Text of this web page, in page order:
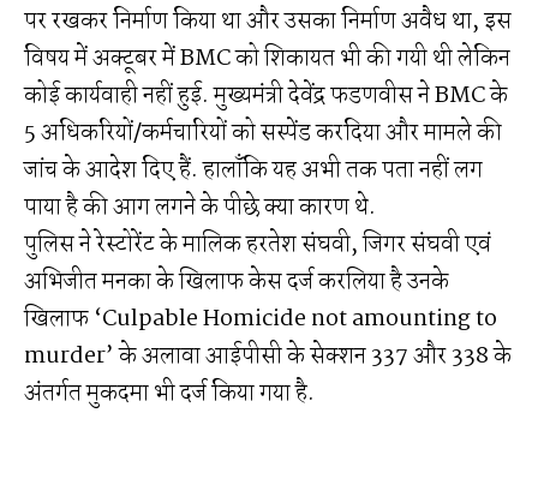
पर रखकर निर्माण किया था और उसका निर्माण अवैध था, इस
विषय में अक्टूबर में BMC को शिकायत भी की गयी थी लेकिन
कोई कार्यवाही नहीं हुई. मुख्यमंत्री देवेंद्र फडणवीस ने BMC के
5 अधिकरियों/कर्मचारियों को सस्पेंड करदिया और मामले की
जांच के आदेश दिए हैं. हालाँकि यह अभी तक पता नहीं लग
पाया है की आग लगने के पीछे क्या कारण थे.
पुलिस ने रेस्टोरेंट के मालिक हरतेश संघवी, जिगर संघवी एवं
अभिजीत मनका के खिलाफ केस दर्ज करलिया है उनके
खिलाफ ‘Culpable Homicide not amounting to
murder’ के अलावा आईपीसी के सेक्शन 337 और 338 के
अंतर्गत मुकदमा भी दर्ज किया गया है.